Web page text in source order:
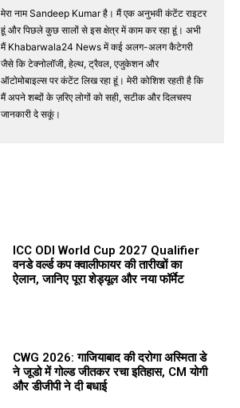
मेरा नाम Sandeep Kumar है। मैं एक अनुभवी कंटेंट राइटर
हूं और पिछले कुछ सालों से इस क्षेत्र में काम कर रहा हूं। अभी
मैं Khabarwala24 News में कई अलग-अलग कैटेगरी
जैसे कि टेक्नोलॉजी, हेल्थ, ट्रैवल, एजुकेशन और
ऑटोमोबाइल्स पर कंटेंट लिख रहा हूं। मेरी कोशिश रहती है कि
मैं अपने शब्दों के ज़रिए लोगों को सही, सटीक और दिलचस्प
जानकारी दे सकूं।
ICC ODI World Cup 2027 Qualifier
वनडे वर्ल्ड कप क्वालीफायर की तारीखों का
ऐलान, जानिए पूरा शेड्यूल और नया फॉर्मेट
CWG 2026: गाजियाबाद की दरोगा अस्मिता डे
ने जूडो में गोल्ड जीतकर रचा इतिहास, CM योगी
और डीजीपी ने दी बधाई